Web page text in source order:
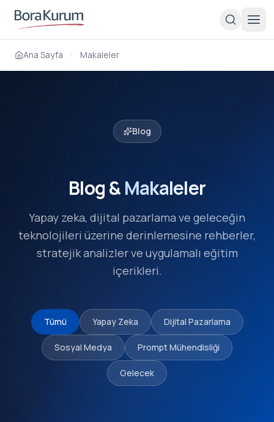
Ana Sayfa Makaleler
Blog
Blog &Makaleler
Yapay zeka, dijital pazarlama ve geleceğin
teknolojileri üzerine derinlemesine rehberler,
stratejik analizler ve uygulamalı eğitim
içerikleri.
Tümü Yapay Zeka Dijital Pazarlama
Sosyal Medya Prompt Mühendisliği
Gelecek